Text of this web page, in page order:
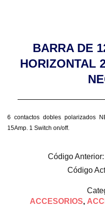
BARRA DE
HORIZONTAL
6 contactos dobles polarizados
15Amp. 1 Switch on/off.
Código Anterior:
Código
ACCESORIOS,